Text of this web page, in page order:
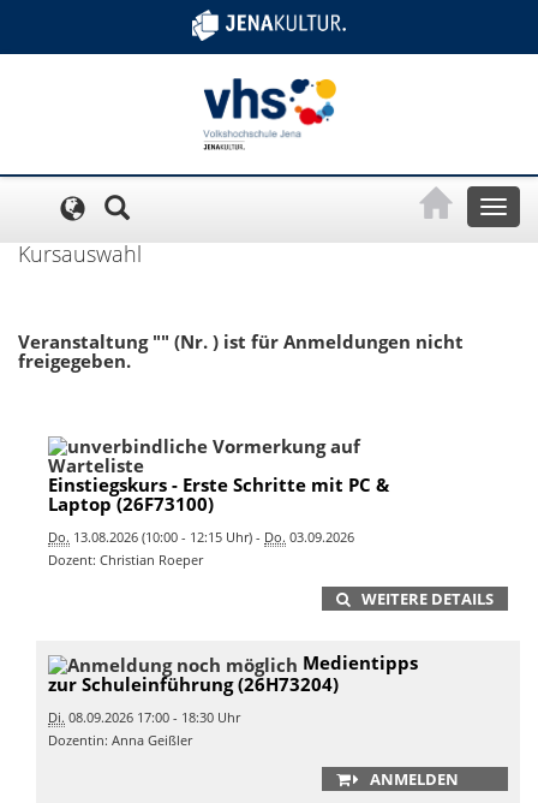
Toggle
Kursauswahl
Veranstaltung "" (Nr. ) ist für Anmeldungen nicht
freigegeben.
Einstiegskurs - Erste Schritte mit PC &
Laptop (26F73100)
Do. 13.08.2026 (10:00 - 12:15 Uhr) - Do. 03.09.2026
Dozent: Christian Roeper
WEITERE DETAILS
Medientipps
zur Schuleinführung (26H73204)
Di. 08.09.2026 17:00 - 18:30 Uhr
Dozentin: Anna Geißler
ANMELDEN